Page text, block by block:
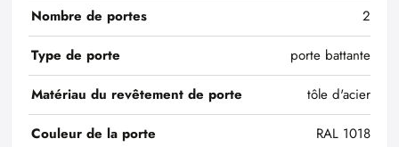
Nombre de portes
2
Type de porte
porte battante
Matériau du revêtement de porte
tôle d'acier
Couleur de la porte
RAL 1018